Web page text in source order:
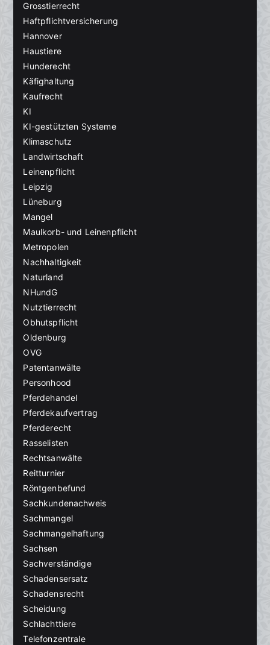
Grosstierrecht
Haftpflichtversicherung
Hannover
Haustiere
Hunderecht
Käfighaltung
Kaufrecht
KI
KI-gestützten Systeme
Klimaschutz
Landwirtschaft
Leinenpflicht
Leipzig
Lüneburg
Mangel
Maulkorb- und Leinenpflicht
Metropolen
Nachhaltigkeit
Naturland
NHundG
Nutztierrecht
Obhutspflicht
Oldenburg
OVG
Patentanwälte
Personhood
Pferdehandel
Pferdekaufvertrag
Pferderecht
Rasselisten
Rechtsanwälte
Reitturnier
Röntgenbefund
Sachkundenachweis
Sachmangel
Sachmangelhaftung
Sachsen
Sachverständige
Schadensersatz
Schadensrecht
Scheidung
Schlachttiere
Telefonzentrale